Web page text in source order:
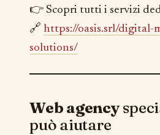
👉 Scopri tutti i servizi
🔗 https://oasis.srl/digital-
solutions/
Web agency
può aiutare